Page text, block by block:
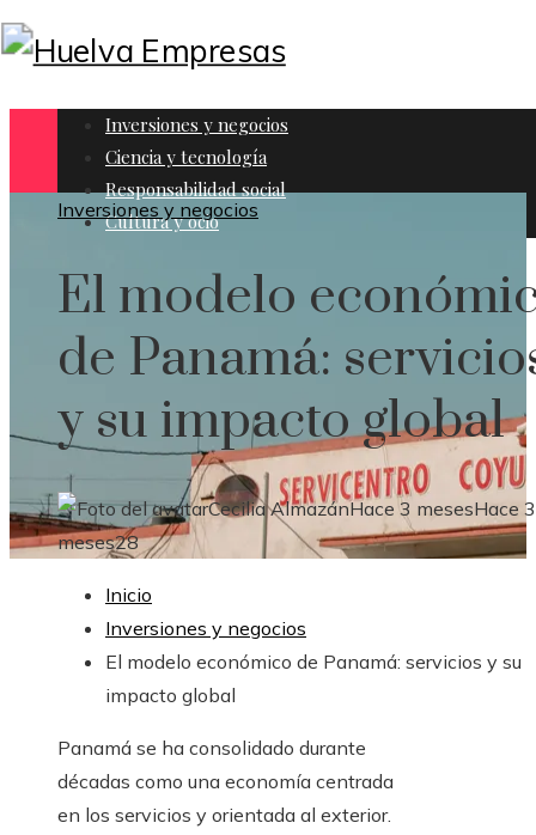
Inversiones y negocios
Ciencia y tecnología
Responsabilidad social
Cultura y ocio
Inversiones y negocios
El modelo
de Panamá:
y su impacto global
Cecilia AlmazánHace 3 mesesHace 3
meses28
Inicio
Inversiones y negocios
El modelo económico de Panamá: servicios y su
impacto global
Panamá se ha consolidado durante
décadas como una economía centrada
en los servicios y orientada al exterior.